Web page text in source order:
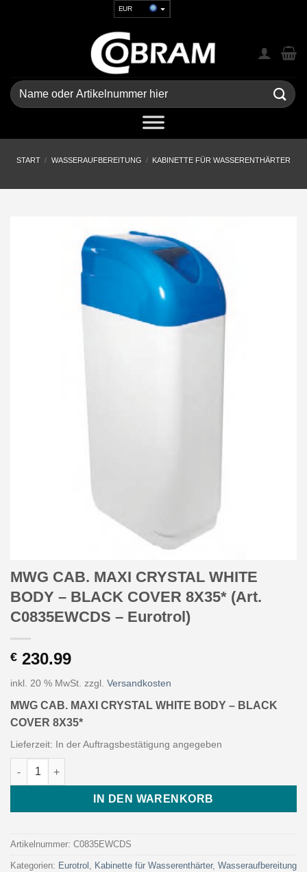
EUR
GBP
CHF
UAH
Suchen
nach:
START / WASSERAUFBEREITUNG / KABINETTE FÜR WASSERENTHÄRTER
MWG CAB. MAXI CRYSTAL WHITE
BODY – BLACK COVER 8X35* (Art.
C0835EWCDS – Eurotrol)
€ 230.99
inkl. 20 % MwSt. zzgl. Versandkosten
MWG CAB. MAXI CRYSTAL WHITE BODY – BLACK
COVER 8X35*
Lieferzeit: In der Auftragsbestätigung angegeben
MWG CAB. MAXI CRYSTAL WHITE BODY - BLACK COVER
IN DEN WARENKORB
Artikelnummer: C0835EWCDS
Kategorien: Eurotrol , Kabinette für Wasserenthärter, Wasseraufbereitung